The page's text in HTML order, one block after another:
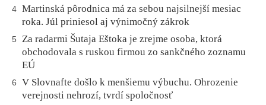
4 Martinská pôrodnica má za sebou najsilnejší mesiac
roka. Júl priniesol aj výnimočný zákrok
5
Za radarmi Šutaja Eštoka je zrejme osoba, ktorá
obchodovala s ruskou firmou zo sankčného zoznamu
EÚ
6
V Slovnafte došlo k menšiemu výbuchu. Ohrozenie
verejnosti nehrozí, tvrdí spoločnosť